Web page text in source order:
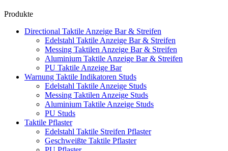
Produkte
Directional Taktile Anzeige Bar & Streifen
Edelstahl Taktile Anzeige Bar & Streifen
Messing Taktilen Anzeige Bar & Streifen
Aluminium Taktile Anzeige Bar & Streifen
PU Taktile Anzeige Bar
Warnung Taktile Indikatoren Studs
Edelstahl Taktile Anzeige Studs
Messing Taktilen Anzeige Studs
Aluminium Taktile Anzeige Studs
PU Studs
Taktile Pflaster
Edelstahl Taktile Streifen Pflaster
Geschweißte Taktile Pflaster